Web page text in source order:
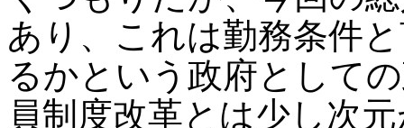
あり、これは勤務条件
るかという政府として
員制度改革とは少し次